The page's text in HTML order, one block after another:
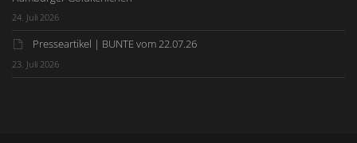
24. Juli 2026
Presseartikel | BUNTE vom 22.07.26
23. Juli 2026